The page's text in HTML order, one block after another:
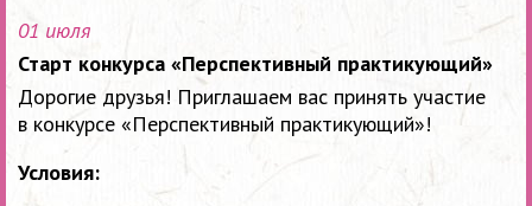
01 июля
Старт конкурса «Перспективный практикующий»
Дорогие друзья! Приглашаем вас принять участие
в конкурсе «Перспективный практикующий»!
Условия: